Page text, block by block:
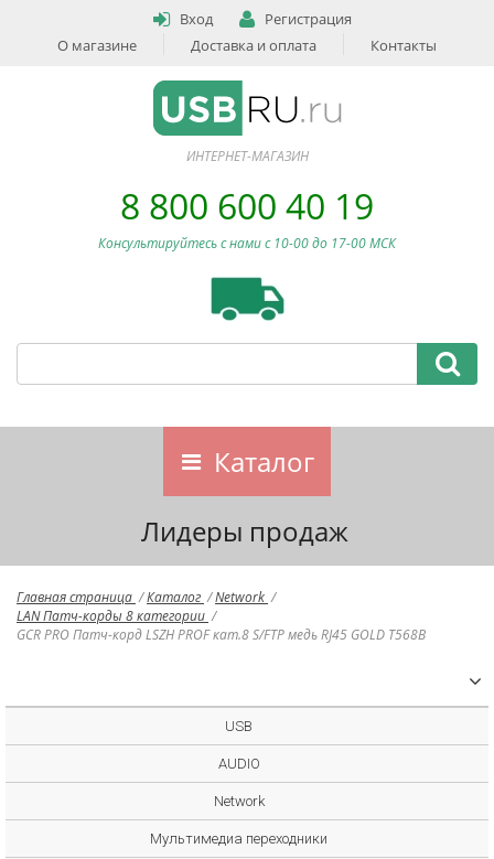
Вход
Регистрация
О магазине
Доставка и оплата Контакты
ИНТЕРНЕТ-МАГАЗИН
8 800 600 40 19
Консультируйтесь с нами c 10-00 до 17-00 МСК
Каталог
Лидеры продаж
Главная страница /Каталог /Network /
LAN Патч-корды 8 категории /
GCR PRO Патч-корд LSZH PROF кат.8 S/FTP медь RJ45 GOLD T568B
USB
AUDIO
Network
Мультимедиа переходники